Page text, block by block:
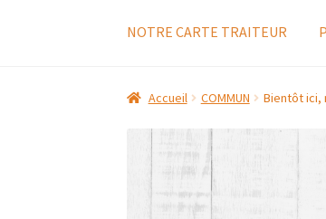
NOTRE CARTE TRAITEUR
Accueil COMMUN Bientôt ici,